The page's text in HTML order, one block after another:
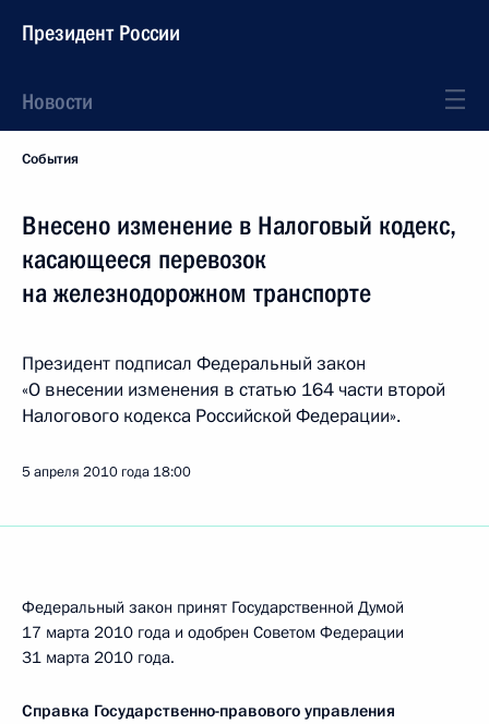
Президент России
Новости
События
Внесено изменение в Налоговый кодекс,
касающееся перевозок
на железнодорожном транспорте
Президент подписал Федеральный закон
«О внесении изменения в статью 164 части второй
Налогового кодекса Российской Федерации».
5 апреля 2010 года 18:00
Федеральный закон принят Государственной Думой
17 марта 2010 года и одобрен Советом Федерации
31 марта 2010 года.
Справка Государственно-правового управления